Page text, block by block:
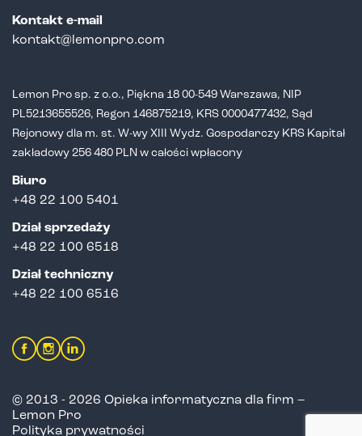
Kontakt e-mail
kontakt@lemonpro.com
Lemon Pro sp. z o.o., Piękna 18 00-549 Warszawa, NIP
PL5213655526, Regon 146875219, KRS 0000477432, Sąd
Rejonowy dla m. st. W-wy XIII Wydz. Gospodarczy KRS Kapitał
zakładowy 256 480 PLN w całości wpłacony
Biuro
+48 22 100 5401
Dział sprzedaży
+48 22 100 6518
Dział techniczny
+48 22 100 6516
© 2013 - 2026 Opieka informatyczna dla firm –
Lemon Pro
Polityka prywatności